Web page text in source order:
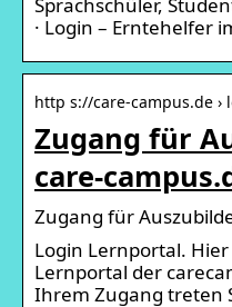
· Login – Erntehelfer
http s://care-campus.de
Zugang für
care-
Zugang für
Login Lernportal.
Lernportal der
Ihrem Zugang treten